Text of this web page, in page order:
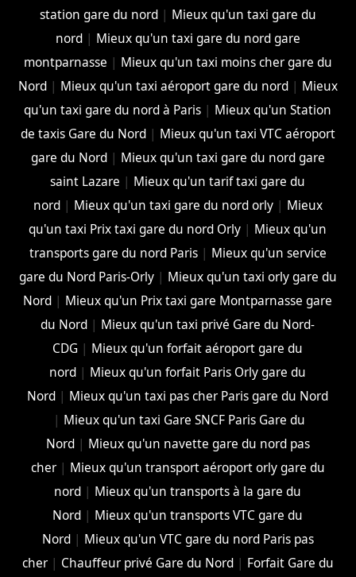
station gare du nord| Mieux qu'un taxi gare du
nord| Mieux qu'un taxi gare du nord gare
montparnasse | Mieux qu'un taxi moins cher gare du
Nord| Mieux qu'un taxi aéroport gare du nord| Mieux
qu'un taxi gare du nord à Paris | Mieux qu'un Station
de taxis Gare du Nord| Mieux qu'un taxi VTC aéroport
gare du Nord| Mieux qu'un taxi gare du nord gare
saint Lazare | Mieux qu'un tarif taxi gare du
nord| Mieux qu'un taxi gare du nord orly| Mieux
qu'un taxi Prix taxi gare du nord Orly | Mieux qu'un
transports gare du nord Paris| Mieux qu'un service
gare du Nord Paris-Orly| Mieux qu'un taxi orly gare du
Nord | Mieux qu'un Prix taxi gare Montparnasse gare
du Nord | Mieux qu'un taxi privé Gare du Nord-
CDG | Mieux qu'un forfait aéroport gare du
nord | Mieux qu'un forfait Paris Orly gare du
Nord | Mieux qu'un taxi pas cher Paris gare du Nord
| Mieux qu'un taxi Gare SNCF Paris Gare du
Nord| Mieux qu'un navette gare du nord pas
cher| Mieux qu'un transport aéroport orly gare du
nord | Mieux qu'un transports à la gare du
Nord | Mieux qu'un transports VTC gare du
Nord| Mieux qu'un VTC gare du nord Paris pas
cher| Chauffeur privé Gare du Nord| Forfait Gare du